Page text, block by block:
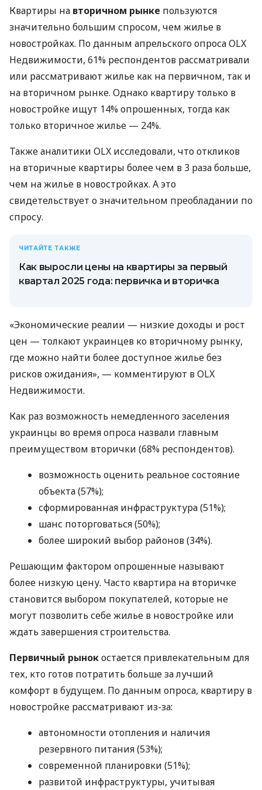
Квартиры на вторичном рынке пользуются
значительно большим спросом, чем жилье в
новостройках. По данным апрельского опроса OLX
Недвижимости, 61% респондентов рассматривали
или рассматривают жилье как на первичном, так и
на вторичном рынке. Однако квартиру только в
новостройке ищут 14% опрошенных, тогда как
только вторичное жилье — 24%.
Также аналитики OLX исследовали, что откликов
на вторичные квартиры более чем в 3 раза больше,
чем на жилье в новостройках. А это
свидетельствует о значительном преобладании по
спросу.
ЧИТАЙТЕ ТАКЖЕ
Как выросли цены на квартиры за первый
квартал 2025 года: первичка и вторичка
«Экономические реалии — низкие доходы и рост
цен — толкают украинцев ко вторичному рынку,
где можно найти более доступное жилье без
рисков ожидания», — комментируют в OLX
Недвижимости.
Как раз возможность немедленного заселения
украинцы во время опроса назвали главным
преимуществом вторички (68% респондентов).
возможность оценить реальное состояние
объекта (57%);
сформированная инфраструктура (51%);
шанс поторговаться (50%);
более широкий выбор районов (34%).
Решающим фактором опрошенные называют
более низкую цену. Часто квартира на вторичке
становится выбором покупателей, которые не
могут позволить себе жилье в новостройке или
ждать завершения строительства.
Первичный рынокостается привлекательным для
тех, кто готов потратить больше за лучший
комфорт в будущем. По данным опроса, квартиру в
новостройке рассматривают из-за:
автономности отопления и наличия
резервного питания (53%);
современной планировки (51%);
развитой инфраструктуры, учитывая